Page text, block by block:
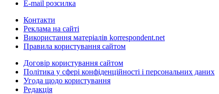
E-mail розсилка
Контакти
Реклама на сайті
Використання матеріалів korrespondent.net
Правила користування сайтом
Договір користування сайтом
Політика у сфері конфіденційності і персональних даних
Угода щодо користування
Редакція